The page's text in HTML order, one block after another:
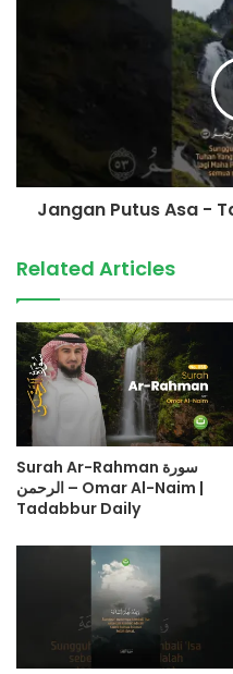
+62 852-909090-29
(Admin Yayasan Tadabbur
©️ TadabburDaily 2023
#tadabburdaily
Jangan Putus Asa -
Related Articles
Surah Ar-Rahman سورة
الرحمن – Omar Al-Naim |
Tadabbur Daily